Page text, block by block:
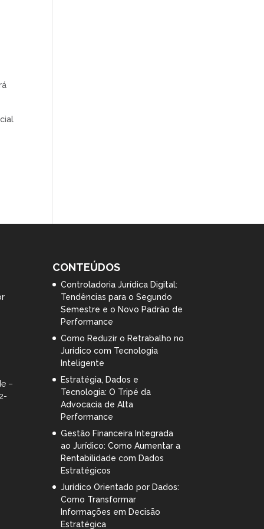
–
CONTEÚDOS
Controladoria Jurídica Digital:
Tendências para o Segundo
Semestre e o Novo Padrão de
Performance
Como Reduzir o Retrabalho no
Jurídico com Tecnologia
Inteligente
Estratégia, Dados e
Tecnologia: O Tripé da
Advocacia de Alta
Performance
Gestão Financeira Integrada
ao Jurídico: Como Aumentar a
Rentabilidade com Dados
Estratégicos
Jurídico Orientado por Dados:
Como Transformar
Informações em Decisão
Estratégica